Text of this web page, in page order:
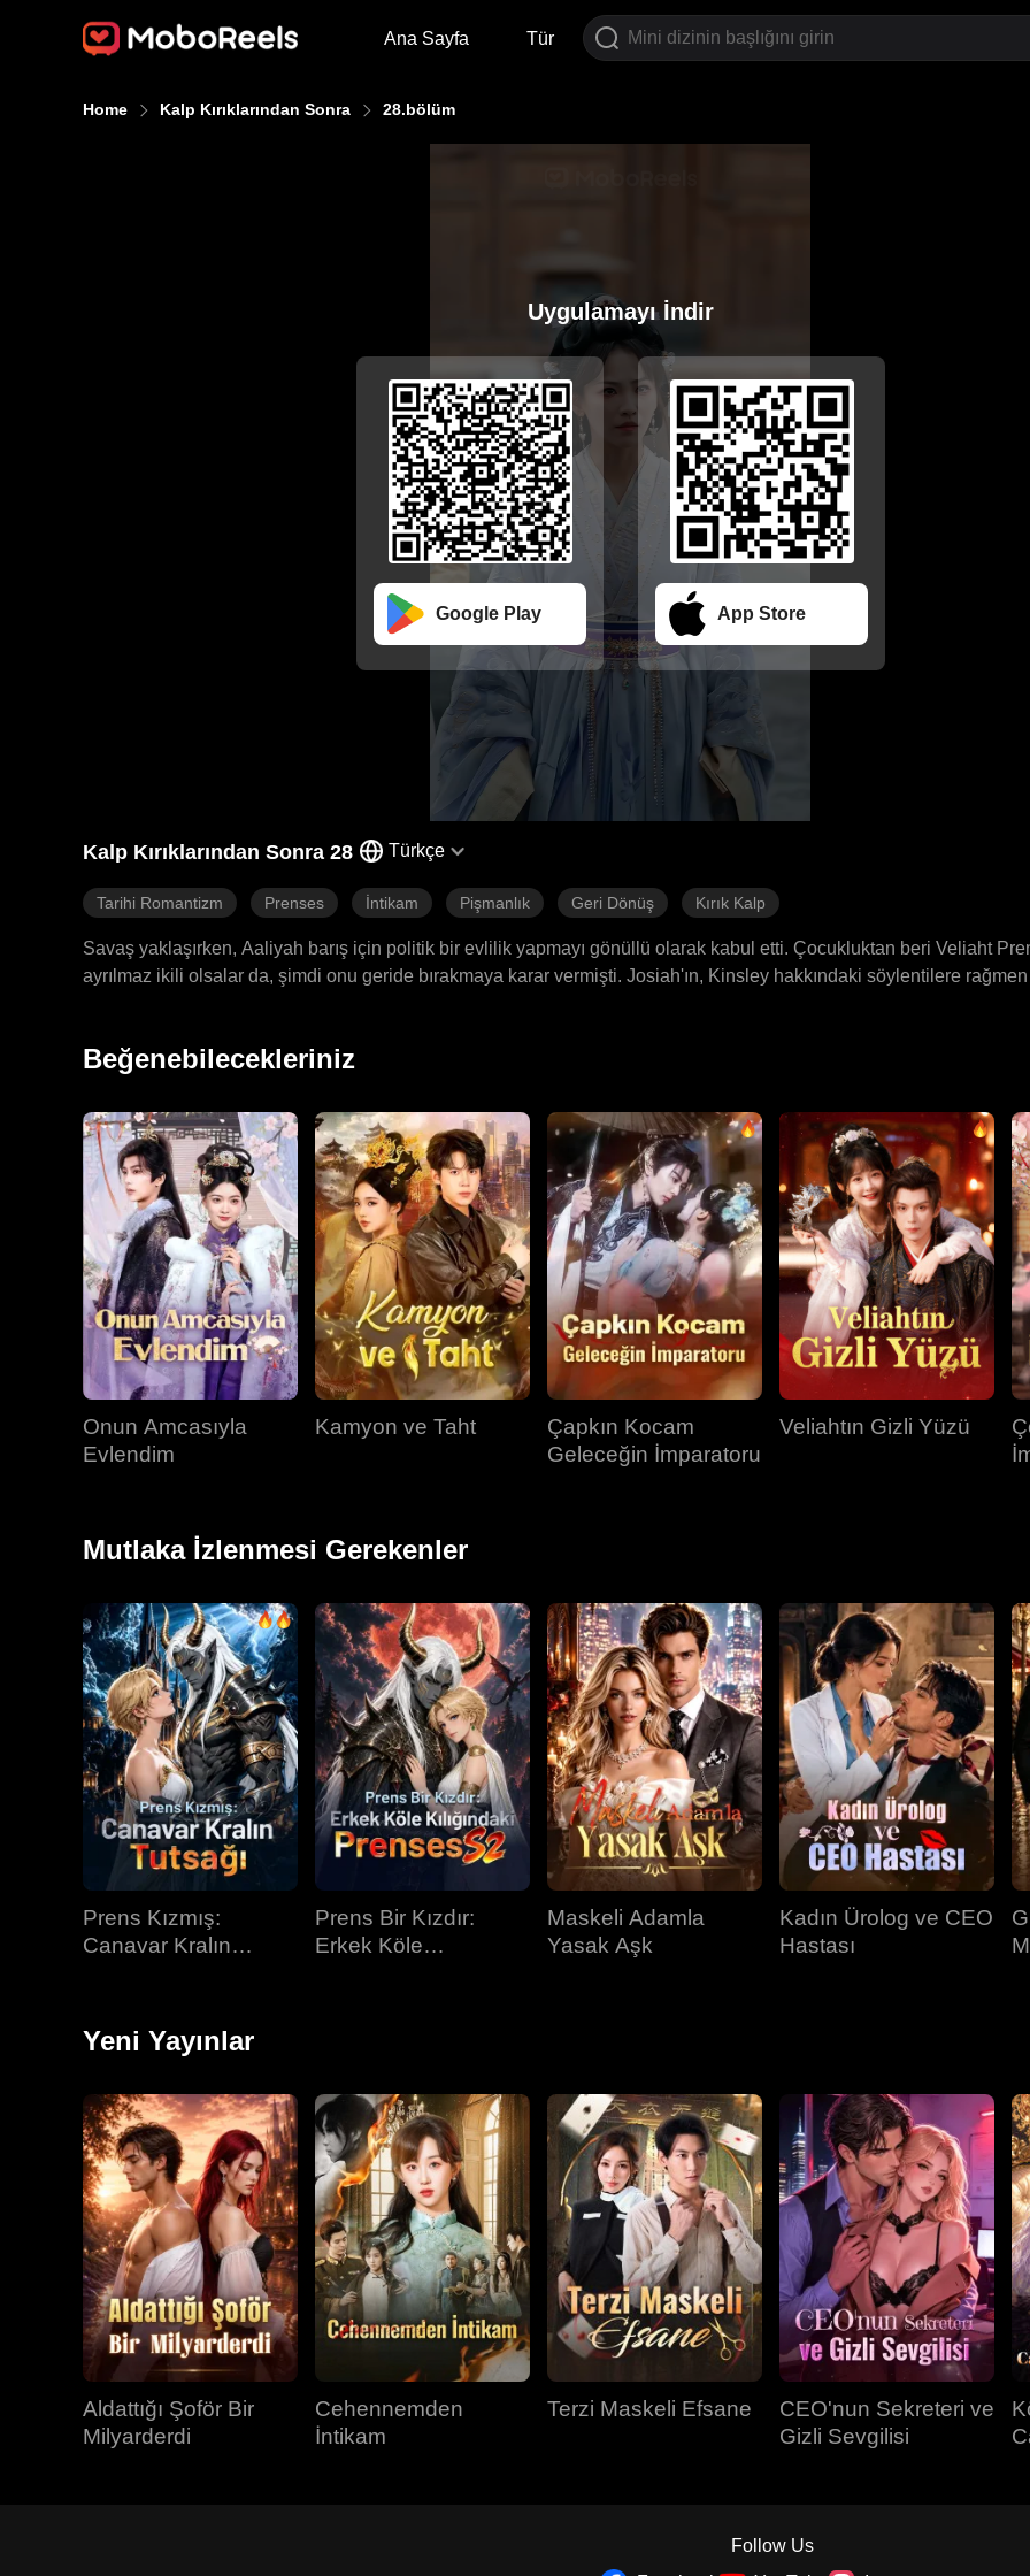
Ana Sayfa Tür
Home Kalp Kırıklarından Sonra 28.bölüm
Uygulamayı İndir
Google Play App Store
Kalp Kırıklarından Sonra 28 Türkçe
Tarihi Romantizm Prenses İntikam Pişmanlık Geri Dönüş Kırık Kalp
Savaş yaklaşırken, Aaliyah barış için politik bir evlilik yapmayı gönüllü olarak kabul etti. Çocukluktan beri Veliaht
ayrılmaz ikili olsalar da, şimdi onu geride bırakmaya karar vermişti. Josiah'ın, Kinsley hakkındaki söylentilere
Beğenebilecekleriniz
Onun Amcasıyla
Evlendim
Kamyon ve Taht
Çapkın Kocam
Geleceğin İmparatoru
Veliahtın Gizli Yüzü
Mutlaka İzlenmesi Gerekenler
Prens Kızmış:
Canavar Kralın
Prens Bir Kızdır:
Erkek Köle
Maskeli Adamla
Yasak Aşk
Kadın Ürolog ve CEO
Hastası
Yeni Yayınlar
Aldattığı Şoför Bir
Milyarderdi
Cehennemden
İntikam
Terzi Maskeli Efsane
CEO'nun Sekreteri ve
Gizli Sevgilisi
Follow Us